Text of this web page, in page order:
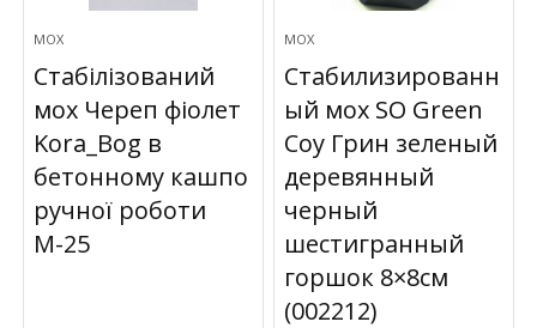
МОХ
Стабілізований
мох Череп фіолет
Kora_Bog в
бетонному кашпо
ручної роботи
М-25
МОХ
Стабилизированн
ый мох SO Green
Соу Грин зеленый
деревянный
черный
шестигранный
горшок 8×8см
(002212)